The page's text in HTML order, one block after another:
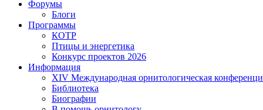
Форумы
Блоги
Программы
КОТР
Птицы и энергетика
Конкурс проектов 2026
Информация
XIV Международная орнитологическая
Библиотека
Биографии